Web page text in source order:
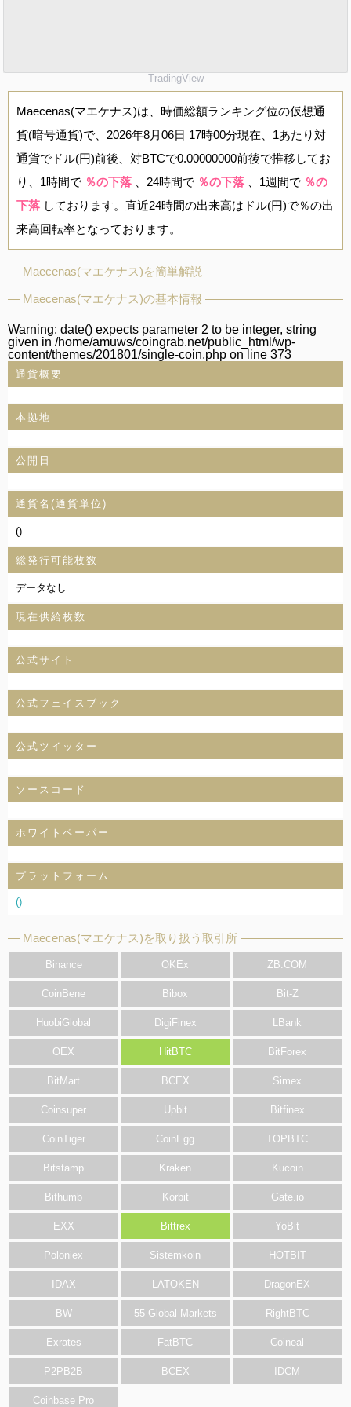
TradingView
Maecenas(マエケナス)は、時価総額ランキング位の仮想通
貨(暗号通貨)で、2026年8月06日 17時00分現在、1あたり対
通貨でドル(円)前後、対BTCで0.00000000前後で推移してお
り、1時間で ％の下落 、24時間で ％の下落 、1週間で ％の
下落 しております。直近24時間の出来高はドル(円)で％の出
来高回転率となっております。
Maecenas(マエケナス)を簡単解説
Maecenas(マエケナス)の基本情報
Warning: date() expects parameter 2 to be integer, string
given in /home/amuws/coingrab.net/public_html/wp-
content/themes/201801/single-coin.php on line 373
通貨概要
本拠地
公開日
通貨名(通貨単位)
()
総発行可能枚数
データなし
現在供給枚数
公式サイト
公式フェイスブック
公式ツイッター
ソースコード
ホワイトペーパー
プラットフォーム
()
Maecenas(マエケナス)を取り扱う取引所
Binance OKEx ZB.COM
CoinBene Bibox Bit-Z
HuobiGlobal DigiFinex LBank
OEX HitBTC BitForex
BitMart BCEX Simex
Coinsuper Upbit Bitfinex
CoinTiger CoinEgg TOPBTC
Bitstamp Kraken Kucoin
Bithumb Korbit Gate.io
EXX Bittrex YoBit
Poloniex Sistemkoin HOTBIT
IDAX LATOKEN DragonEX
BW 55 Global Markets RightBTC
Exrates FatBTC Coineal
P2PB2B BCEX IDCM
Coinbase Pro